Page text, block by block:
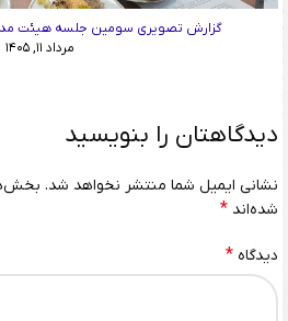
گزارش تصویری سومین جلسه هیئت
مرداد ۱۱, ۱۴۰۵
دیدگاهتان را بنویسید
نشانی ایمیل شما منتشر نخواهد شد.
شده‌اند *
دیدگاه *